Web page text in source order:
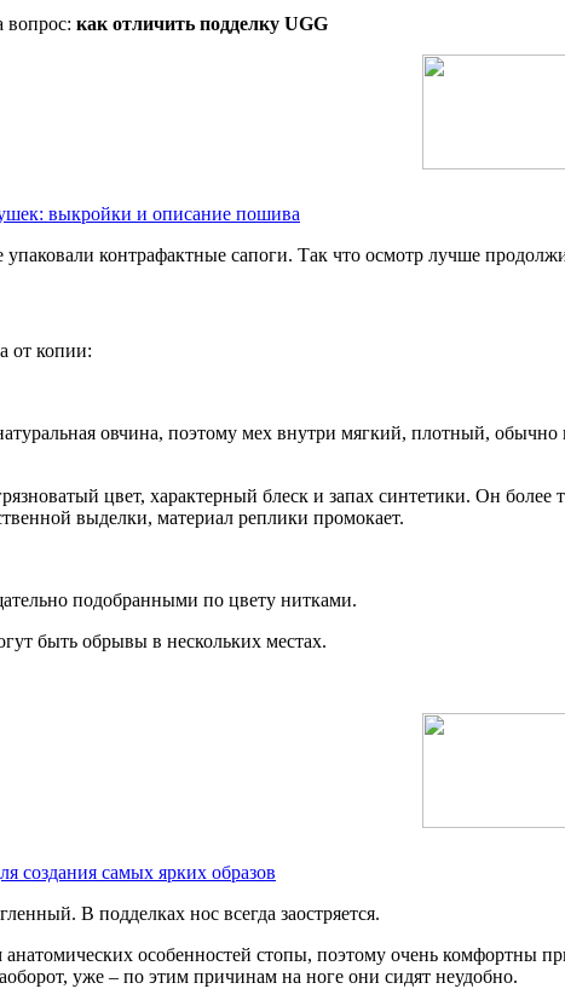
вопрос: как отличить подделку UGG
выкройки и описание пошива
контрафактные сапоги. Так что осмотр лучше
от копии:
овчина, поэтому мех внутри мягкий, плотный,
цвет, характерный блеск и запах синтетики. Он более
выделки, материал реплики промокает.
подобранными по цвету нитками.
быть обрывы в нескольких местах.
создания самых ярких образов
В подделках нос всегда заостряется.
особенностей стопы, поэтому очень комфортны
уже – по этим причинам на ноге они сидят неудобно.